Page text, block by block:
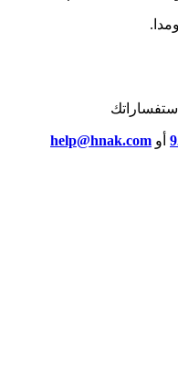
أو help@hnak.com